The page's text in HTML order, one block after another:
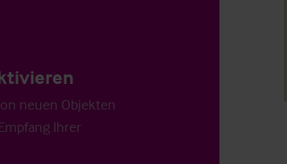
neuen Objekten
Ihrer